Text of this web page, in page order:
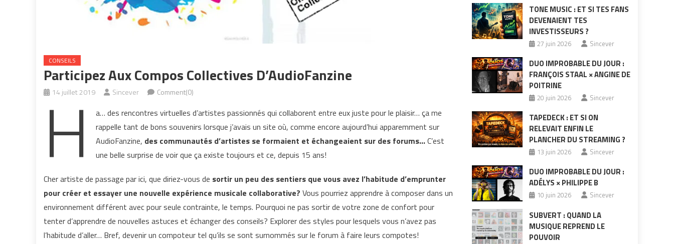
CONSEILS
Participez Aux Compos Collectives D’AudioFanzine
14 juillet 2019 Sincever Comment(0)
H
a… des rencontres virtuelles d’artistes passionnés qui collaborent entre eux juste pour le plaisir… ça me
rappelle tant de bons souvenirs lorsque j’avais un site où, comme encore aujourd’hui apparemment sur
AudioFanzine, des communautés d’artistes se formaient et échangeaient sur des forums…C’est
une belle surprise de voir que ça existe toujours et ce, depuis 15 ans!
Cher artiste de passage par ici, que diriez-vous de sortir un peu des sentiers que vous avez l’habitude d’emprunter
pour créer et essayer une nouvelle expérience musicale collaborative? Vous pourriez apprendre à composer dans un
environnement différent avec pour seule contrainte, le temps. Pourquoi ne pas sortir de votre zone de confort pour
tenter d’apprendre de nouvelles astuces et échanger des conseils? Explorer des styles pour lesquels vous n’avez pas
l’habitude d’aller… Bref, devenir un compoteur tel qu’ils se sont surnommés sur le forum à faire leurs compotes!
TONE MUSIC : ET SI TES FANS
DEVENAIENT TES
INVESTISSEURS ?
27 juin 2026 Sincever
DUO IMPROBABLE DU JOUR :
FRANÇOIS STAAL × ANGINE DE
POITRINE
20 juin 2026 Sincever
TAPEDECK : ET SI ON
RELEVAIT ENFIN LE
PLANCHER DU STREAMING ?
13 juin 2026 Sincever
DUO IMPROBABLE DU JOUR :
ADÉLYS × PHILIPPE B
10 juin 2026 Sincever
SUBVERT : QUAND LA
MUSIQUE REPREND LE
POUVOIR